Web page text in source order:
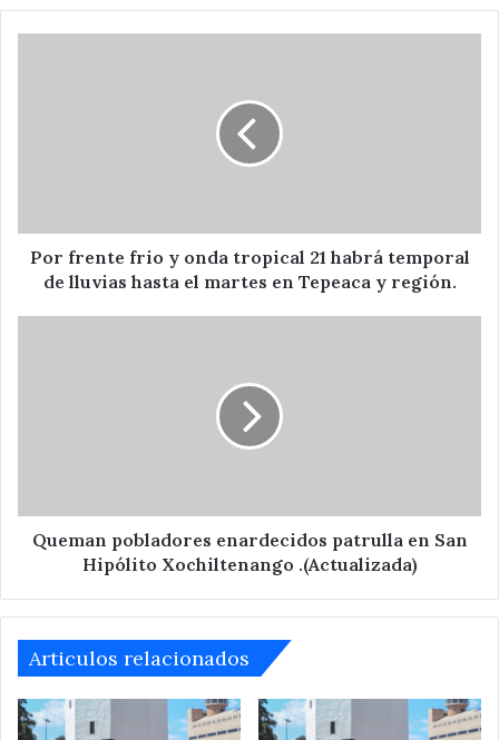
temporal
de
lluvias
Por frente frio y onda tropical 21 habrá temporal
de lluvias hasta el martes en Tepeaca y región.
.
(Actualizada)
Queman pobladores enardecidos patrulla en San
Hipólito Xochiltenango .(Actualizada)
Articulos relacionados